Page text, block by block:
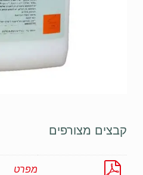
קבצים מצורפים
מפרט